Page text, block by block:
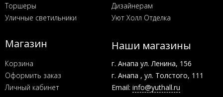
Торшеры
Уличные светильники
Дизайнерам
Уют Холл Отделка
Магазин
Корзина
Оформить заказ
Личный кабинет
Наши магазины
г. Анапа ул. Ленина, 156
г. Анапа , ул. Толстого, 111
Email: info@yuthall.ru